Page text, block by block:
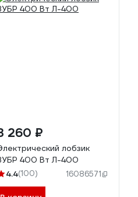
260 ₽
лобзик
400 Вт Л-400
4.4(100) 16086571